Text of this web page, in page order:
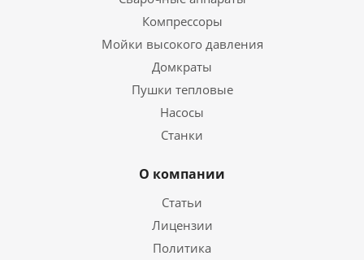
Компрессоры
Мойки высокого давления
Домкраты
Пушки тепловые
Насосы
Станки
О компании
Статьи
Лицензии
Политика